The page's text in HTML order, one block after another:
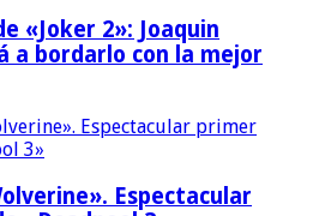
«Joker 2»: Joaquin
a bordarlo con la mejor
Espectacular